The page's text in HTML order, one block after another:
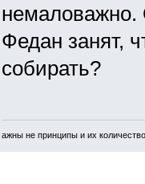
немаловажно.
Федан занят,
собирать?
ажны не принципы и их